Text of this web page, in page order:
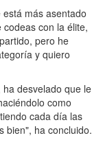
más asentado
con la élite,
pero he
y quiero
desvelado que le
como
cada día las
bien", ha concluido.